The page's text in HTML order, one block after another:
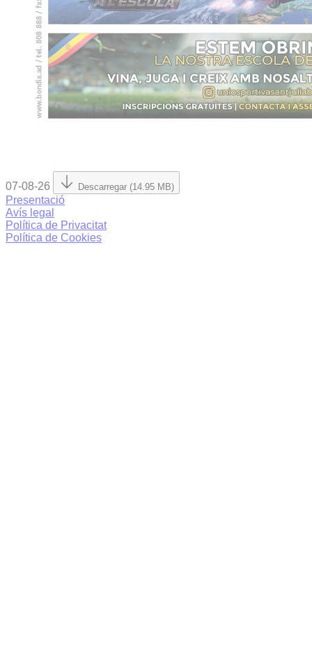
07-08-26 Descarregar (14.95 MB)
Presentació
Avís legal
Política de Privacitat
Política de Cookies